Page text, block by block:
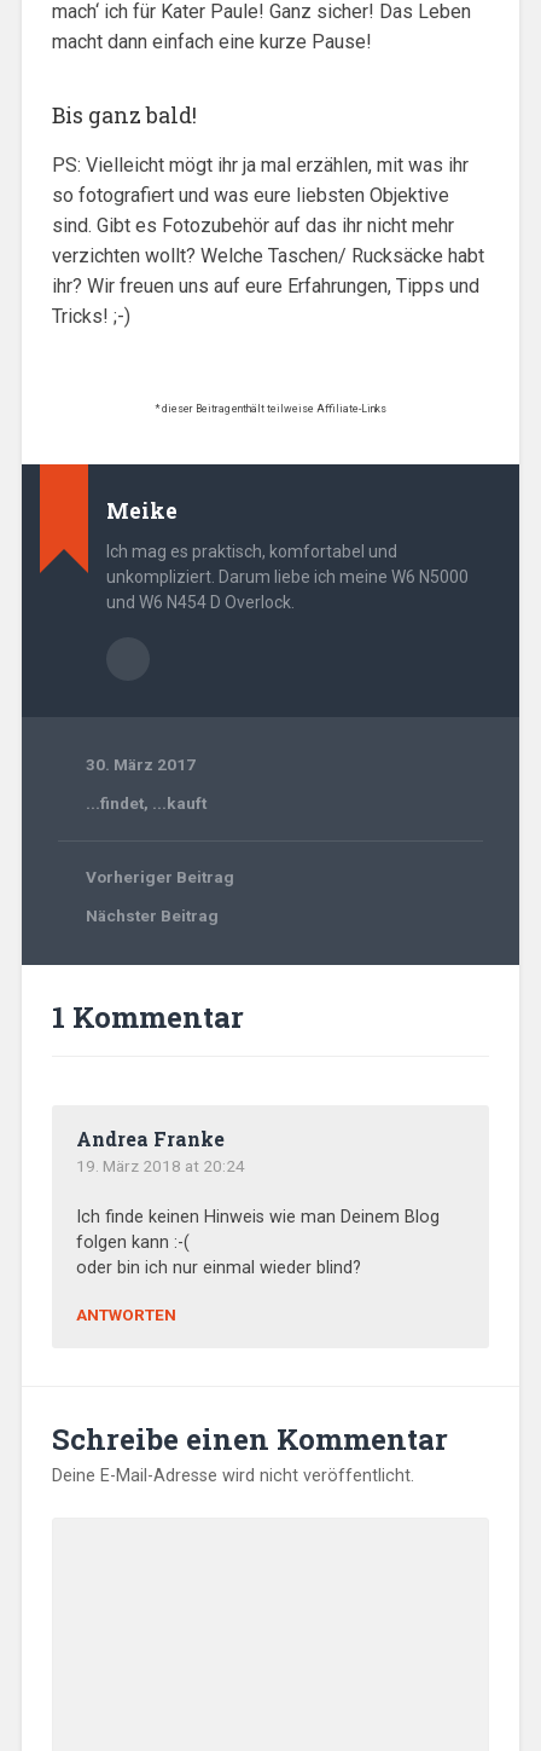
mach‘ ich für Kater Paule! Ganz sicher! Das Leben
macht dann einfach eine kurze Pause!
Bis ganz bald!
PS: Vielleicht mögt ihr ja mal erzählen, mit was ihr
so fotografiert und was eure liebsten Objektive
sind. Gibt es Fotozubehör auf das ihr nicht mehr
verzichten wollt? Welche Taschen/ Rucksäcke habt
ihr? Wir freuen uns auf eure Erfahrungen, Tipps und
Tricks! ;-)
* dieser Beitrag enthält teilweise Affiliate-Links
Meike
Ich mag es praktisch, komfortabel und
unkompliziert. Darum liebe ich meine W6 N5000
und W6 N454 D Overlock.
30. März 2017
...findet, ...kauft
Vorheriger Beitrag
Nächster Beitrag
1 Kommentar
Andrea Franke
19. März 2018 at 20:24
Ich finde keinen Hinweis wie man Deinem Blog
folgen kann :-(
oder bin ich nur einmal wieder blind?
ANTWORTEN
Schreibe einen Kommentar
Deine E-Mail-Adresse wird nicht veröffentlicht.